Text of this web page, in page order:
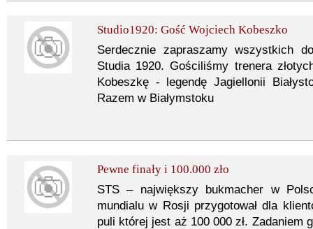
Studio1920: Gość Wojciech Kobeszko
Serdecznie zapraszamy wszystkich
Studia 1920. Gościliśmy trenera
Kobeszkę - legendę Jagiellonii
Razem w Białymstoku
Pewne finały i 100.000 zło
STS – największy bukmacher w
mundialu w Rosji przygotował dla
puli której jest aż 100 000 zł. Zadaniem